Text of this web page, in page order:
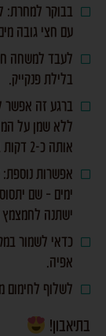
בבוקר למחרת:
עם חצי גובה
לעבד למשחה
בלילת פנקייק.
ברגע זה אפשר
ללא שמן על
אותה כ-2 דקות בכל צד.
ימים – שם
ישתנה
כדאי לשמור
אפיה.
לשלוף לחימום
בתיאבון!